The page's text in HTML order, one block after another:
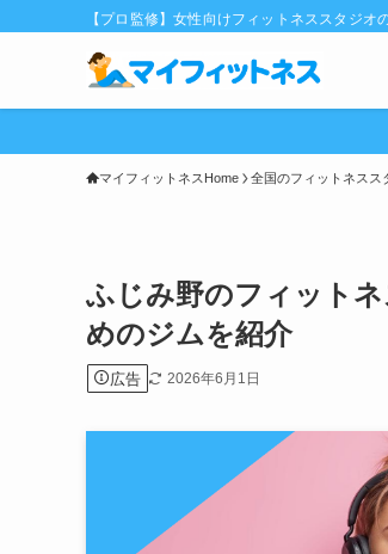
【プロ監修】女性向けフィットネススタジオ
マイフィットネスHome 全国のフィットネスス
ふじみ野のフィット
めのジムを紹介
広告 2026年6月1日